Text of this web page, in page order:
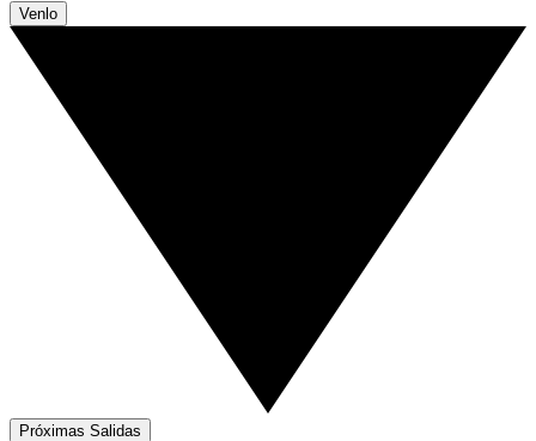
Venlo
Próximas Salidas